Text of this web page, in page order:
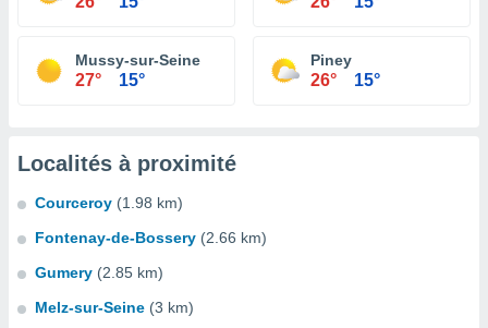
Mussy-sur-Seine
27° 15°
Piney
26° 15°
Localités à proximité
Courceroy (1.98 km)
Fontenay-de-Bossery (2.66 km)
Gumery (2.85 km)
Melz-sur-Seine (3 km)